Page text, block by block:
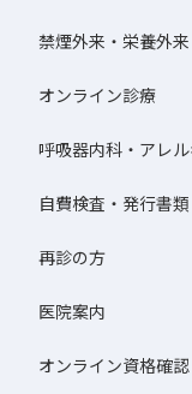
禁煙外来・栄養外来
オンライン診療
呼吸器内科・アレ
自費検査・発行書類
再診の方
医院案内
オンライン資格確認